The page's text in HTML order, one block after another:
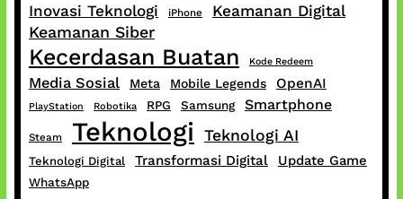
Inovasi Teknologi iPhone Keamanan Digital
Keamanan Siber
Kecerdasan Buatan Kode Redeem
Media Sosial Meta Mobile Legends OpenAI
PlayStation Robotika RPG Samsung Smartphone
Steam Teknologi Teknologi AI
Teknologi Digital Transformasi Digital Update Game
WhatsApp